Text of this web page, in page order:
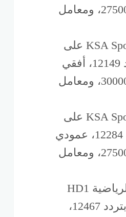
بمعدل ترميز 27500، ومعامل
قناة KSA Sports 2 HD على
عربسات بتردد 12149، أفقي
بمعدل ترميز 30000، ومعامل
قناة KSA Sports 2 HD على
نايلسات بتردد 12284، عمودي
بمعدل ترميز 27500، ومعامل
قناة أبوظبي الرياضية HD1
على نايلسات بتردد 12467،